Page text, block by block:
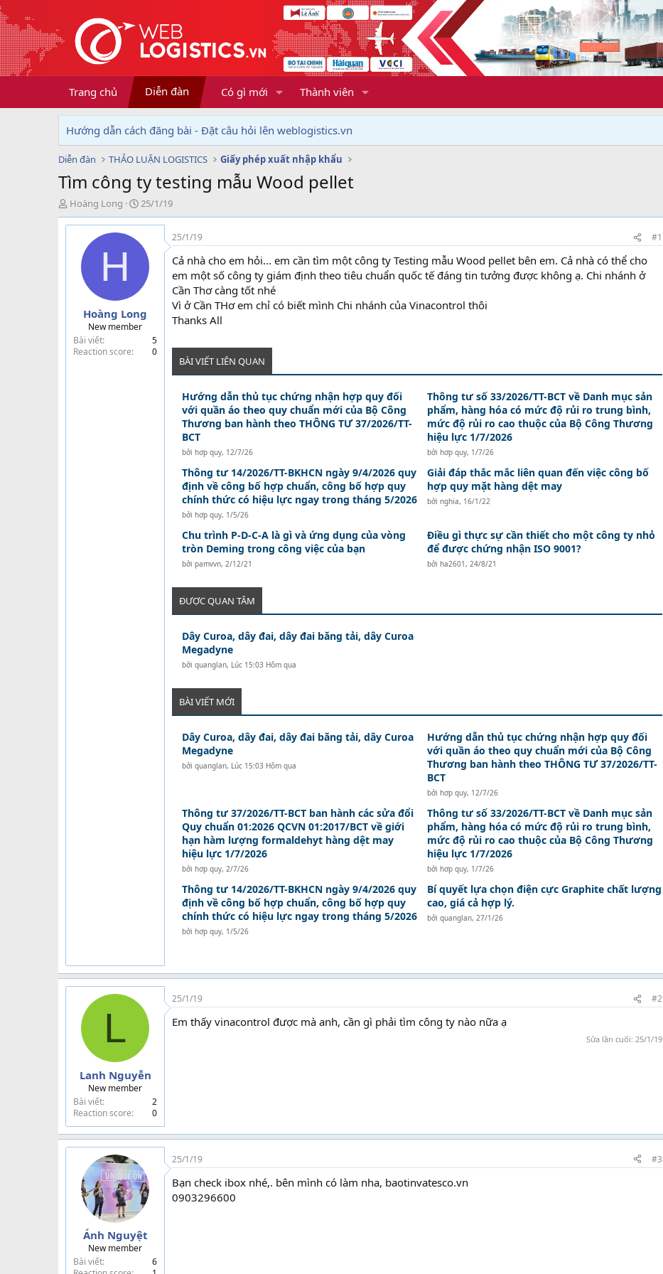
Trang chủ Diễn đàn Có gì mới Thành viên
Hướng dẫn cách đăng bài - Đặt câu hỏi lên weblogistics.vn
Diễn đàn THẢO LUẬN LOGISTICS Giấy phép xuất nhập khẩu
Tìm công ty testing mẫu Wood pellet
T
h
r
Hoàng Long
N
g
à
y
g
25/1/19
H
Hoàng Long
New member
Bài viết
5
Reaction score
0
25/1/19 #1
Cả nhà cho em hỏi... em cần tìm một công ty Testing mẫu Wood pellet bên em. Cả nhà có thể cho
em một số công ty giám định theo tiêu chuẩn quốc tế đáng tin tưởng được không ạ. Chi nhánh ở
Cần Thơ càng tốt nhé
Vì ở Cần THơ em chỉ có biết mình Chi nhánh của Vinacontrol thôi
Thanks All
BÀI VIẾT LIÊN QUAN
Hướng dẫn thủ tục chứng nhận hợp quy đối
với quần áo theo quy chuẩn mới của Bộ Công
Thương ban hành theo THÔNG TƯ 37/2026/TT-
BCT
bởi hơp quy, 12/7/26
Thông tư số 33/2026/TT-BCT về Danh mục sản
phẩm, hàng hóa có mức độ rủi ro trung bình,
mức độ rủi ro cao thuộc của Bộ Công Thương
hiệu lực 1/7/2026
bởi hơp quy, 1/7/26
Thông tư 14/2026/TT-BKHCN ngày 9/4/2026 quy
định về công bố hợp chuẩn, công bố hợp quy
chính thức có hiệu lực ngay trong tháng 5/2026
bởi hơp quy, 1/5/26
Giải đáp thắc mắc liên quan đến việc công bố
hợp quy mặt hàng dệt may
bởi nghia, 16/1/22
Chu trình P-D-C-A là gì và ứng dụng của vòng
tròn Deming trong công việc của bạn
bởi pamvvn, 2/12/21
Điều gì thực sự cần thiết cho một công ty nhỏ
để được chứng nhận ISO 9001?
bởi ha2601, 24/8/21
ĐƯỢC QUAN TÂM
Dây Curoa, dây đai, dây đai băng tải, dây Curoa
Megadyne
bởi quanglan, Lúc 15:03 Hôm qua
BÀI VIẾT MỚI
Dây Curoa, dây đai, dây đai băng tải, dây Curoa
Megadyne
bởi quanglan, Lúc 15:03 Hôm qua
Hướng dẫn thủ tục chứng nhận hợp quy đối
với quần áo theo quy chuẩn mới của Bộ Công
Thương ban hành theo THÔNG TƯ 37/2026/TT-
BCT
bởi hơp quy, 12/7/26
Thông tư 37/2026/TT-BCT ban hành các sửa đổi
Quy chuẩn 01:2026 QCVN 01:2017/BCT về giới
hạn hàm lượng formaldehyt hàng dệt may
hiệu lực 1/7/2026
bởi hơp quy, 2/7/26
Thông tư số 33/2026/TT-BCT về Danh mục sản
phẩm, hàng hóa có mức độ rủi ro trung bình,
mức độ rủi ro cao thuộc của Bộ Công Thương
hiệu lực 1/7/2026
bởi hơp quy, 1/7/26
Thông tư 14/2026/TT-BKHCN ngày 9/4/2026 quy
định về công bố hợp chuẩn, công bố hợp quy
chính thức có hiệu lực ngay trong tháng 5/2026
bởi hơp quy, 1/5/26
Bí quyết lựa chọn điện cực Graphite chất lượng
cao, giá cả hợp lý.
bởi quanglan, 27/1/26
L
Lanh Nguyễn
New member
Bài viết
2
Reaction score
0
25/1/19 #2
Em thấy vinacontrol được mà anh, cần gì phải tìm công ty nào nữa ạ
Sửa lần cuối: 25/1/19
Ánh Nguyệt
New member
Bài viết
6
25/1/19 #3
Bạn check ibox nhé,. bên mình có làm nha, baotinvatesco.vn
0903296600